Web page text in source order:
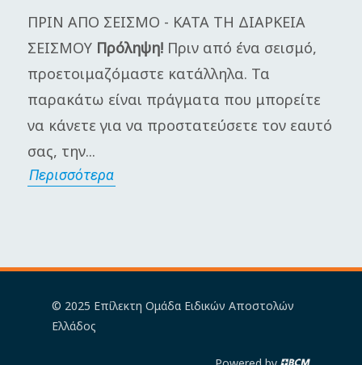
ΠΡΙΝ ΑΠΟ ΣΕΙΣΜΟ - ΚΑΤΑ ΤΗ ΔΙΑΡΚΕΙΑ
ΣΕΙΣΜΟΥ Πρόληψη! Πριν από ένα σεισμό,
προετοιμαζόμαστε κατάλληλα. Τα
παρακάτω είναι πράγματα που μπορείτε
να κάνετε για να προστατεύσετε τον εαυτό
σας, την...
Περισσότερα
© 2025 Επίλεκτη Ομάδα Ειδικών Αποστολών
Ελλάδος